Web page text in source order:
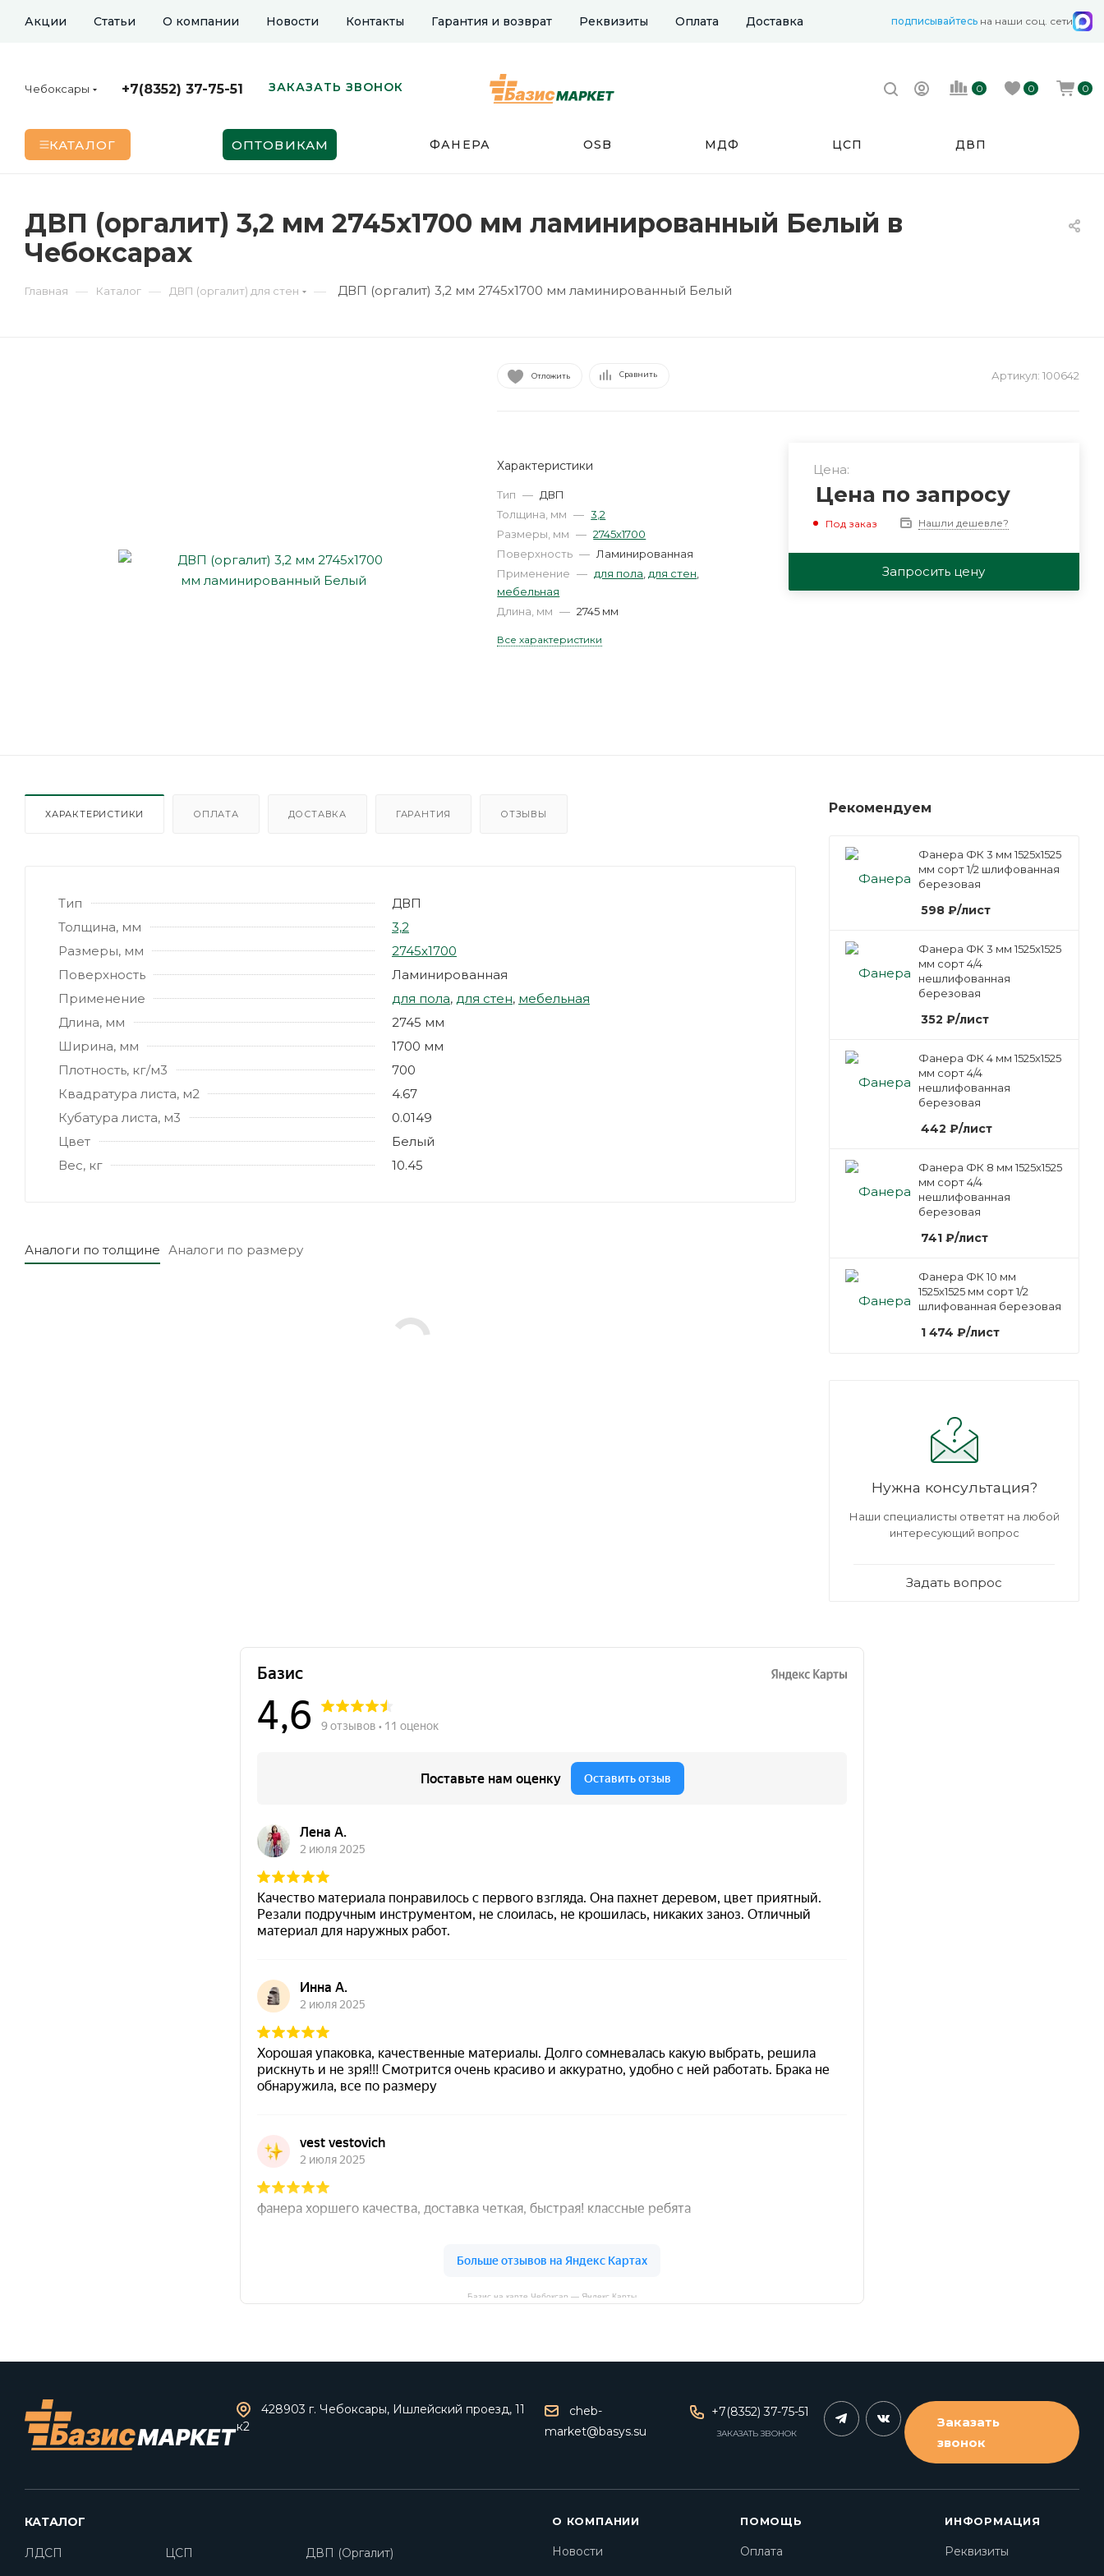
Акции Статьи О компании Новости Контакты Гарантия и возврат Реквизиты Оплата Доставка подписывайтесь на наши соц. сети
Чебоксары +7(8352) 37-75-51 ЗАКАЗАТЬ ЗВОНОК 0 0 0
КАТАЛОГ ОПТОВИКАМ ФАНЕРА OSB МДФ ЦСП ДВП
ДВП (оргалит) 3,2 мм 2745х1700 мм ламинированный Белый в
Чебоксарах
Главная — Каталог — ДВП (оргалит) для стен — ДВП (оргалит) 3,2 мм 2745х1700 мм ламинированный Белый
Отложить Сравнить Артикул: 100642
Характеристики
Тип — ДВП
Толщина, мм — 3,2
Размеры, мм — 2745х1700
Поверхность — Ламинированная
Применение — для пола для стен
мебельная
Длина, мм — 2745 мм
Все характеристики
Цена:
Цена по запросу
Под заказ Нашли дешевле?
Запросить цену
ХАРАКТЕРИСТИКИ ОПЛАТА ДОСТАВКА ГАРАНТИЯ ОТЗЫВЫ
Тип
ДВП
Толщина, мм
3,2
Размеры, мм
2745х1700
Поверхность
Ламинированная
Применение
для пола, для стен, мебельная
Длина, мм
2745 мм
Ширина, мм
1700 мм
Плотность, кг/м3
700
Квадратура листа, м2
4.67
Кубатура листа, м3
0.0149
Цвет
Белый
Вес, кг
10.45
Аналоги по толщине Аналоги по размеру
Рекомендуем
Фанера ФК 3 мм 1525х1525
мм сорт 1/2 шлифованная
березовая
598 ₽/лист
Фанера ФК 3 мм 1525х1525
мм сорт 4/4
нешлифованная
березовая
352 ₽/лист
Фанера ФК 4 мм 1525х1525
мм сорт 4/4
нешлифованная
березовая
442 ₽/лист
Фанера ФК 8 мм 1525х1525
мм сорт 4/4
нешлифованная
березовая
741 ₽/лист
Фанера ФК 10 мм
1525х1525 мм сорт 1/2
шлифованная березовая
1 474 ₽/лист
Нужна консультация?
Наши специалисты ответят на любой
интересующий вопрос
Задать вопрос
Базис на карте Чебоксар — Яндекс Карты
428903 г. Чебоксары, Ишлейский проезд, 11
к2
cheb-
market@basys.su
+7(8352) 37-75-51
ЗАКАЗАТЬ ЗВОНОК
Заказать
звонок
КАТАЛОГ
ЛДСП ЦСП
ДВП (Оргалит)
О КОМПАНИИ
Новости
ПОМОЩЬ
Оплата
ИНФОРМАЦИЯ
Реквизиты